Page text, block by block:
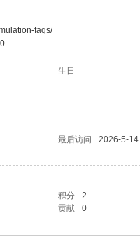
faqs/
生日 -
最后访问
2026-5-
积分
2
贡献 0